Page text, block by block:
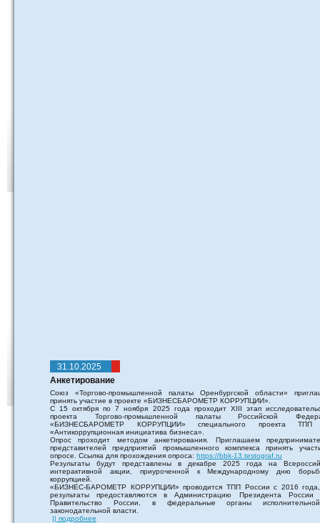
31.10.2025
Анкетирование
Союз «Торгово-промышленной палаты Оренбургской области»
принять участие в проекте «БИЗНЕСБАРОМЕТР КОРРУПЦИИ».
С 15 октября по 7 ноября 2025 года проходит XIII этап
проекта Торгово-промышленной палаты Российской
«БИЗНЕСБАРОМЕТР КОРРУПЦИИ» специального проекта
«Антикоррупционная инициатива бизнеса».
Опрос проходит методом анкетирования. Приглашаем
представителей предприятий промышленного комплекса принять
опросе. Ссылка для прохождения опроса: https://bbk-13.testograf.ru
Результаты будут представлены в декабре 2025 года на
интерактивной акции, приуроченной к Международному дню
коррупцией.
«БИЗНЕС-БАРОМЕТР КОРРУПЦИИ» проводится ТПП России с 2016
результаты предоставляются в Администрацию Президента
Правительство России, в федеральные органы
законодательной власти.
|| подробнее